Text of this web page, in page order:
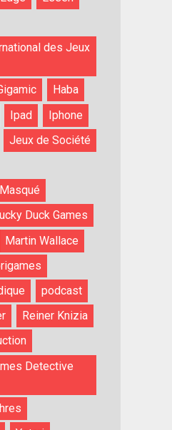
des Jeux
Haba
Ipad
Iphone
Jeux de Société
Duck Games
Martin Wallace
podcast
Reiner Knizia
Detective